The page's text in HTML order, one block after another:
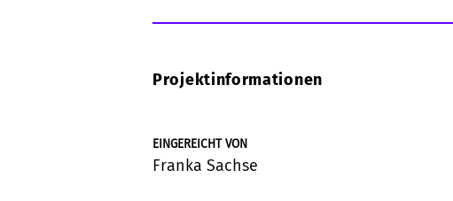
Projektinformationen
EINGEREICHT VON
Franka Sachse